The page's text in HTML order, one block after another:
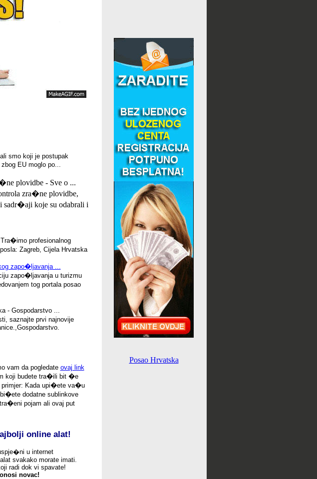
smo koji je postupak
EU moglo po...
plovidbe - Sve o ...
zra�ne plovidbe,
koje su odabrali i
profesionalnog
Zagreb, Cijela Hrvatska
zapo�ljavanja ...
zapo�ljavanja u turizmu
tog portala posao
- Gospodarstvo ...
saznajte prvi najnovije
vam da pogledate ovaj link
koji budete tra�ili bit �e
Kada upi�ete va�u
dodatne sublinkove
pojam ali ovaj put
online alat!
u internet
svakako morate imati.
radi dok vi spavate!
novac!
Posao Hrvatska